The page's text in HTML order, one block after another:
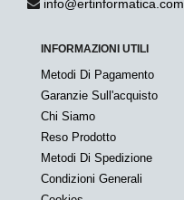
info@ertinformatica.com
INFORMAZIONI UTILI
Metodi Di Pagamento
Garanzie Sull'acquisto
Chi Siamo
Reso Prodotto
Metodi Di Spedizione
Condizioni Generali